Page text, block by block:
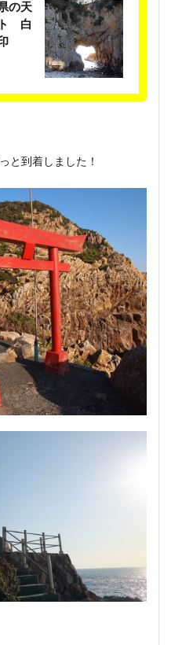
の天
ト 白
と到着しました！